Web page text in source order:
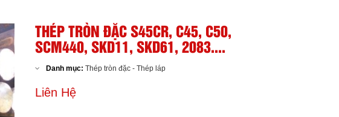
THÉP TRÒN ĐẶC S45CR, C45, C50,
SCM440, SKD11, SKD61, 2083....
Danh mục: Thép tròn đặc - Thép láp
Liên Hệ